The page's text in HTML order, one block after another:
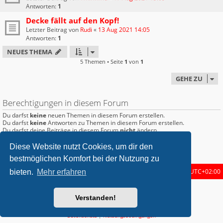
Diese Website nutzt Cookies, um dir den
bestmöglichen Komfort bei der Nutzung zu
bieten. Mehr erfahren
Verstanden!
Antworten: 1
Decke fällt auf den Kopf!
Letzter Beitrag von Rudi « 13 Aug 2021 14:05
Antworten: 1
NEUES THEMA
5 Themen • Seite 1 von 1
GEHE ZU
Berechtigungen in diesem Forum
Du darfst keine neuen Themen in diesem Forum erstellen.
Du darfst keineAntworten zu Themen in diesem Forum erstellen.
Du darfst deine Beiträge in diesem Forumnichtändern.
Du darfstkeineDateianhänge in diesem Forum erstellen.
Startseite Foren-Übersicht UTC+02:00
metrolike style byEric SeguinUpdated for phpBB3.2 by
Powered byphpBB® Forum Software © phpBB Limited
Deutsche Übersetzung durchphpBB.de
Datenschutz|Nutzungsbedingungen